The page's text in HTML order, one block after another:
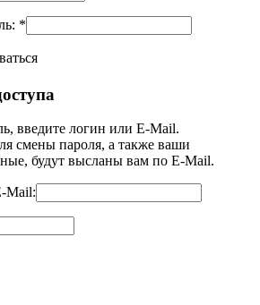
*
введите логин или E-Mail.
смены пароля, а также ваши
будут высланы вам по E-Mail.
Mail: